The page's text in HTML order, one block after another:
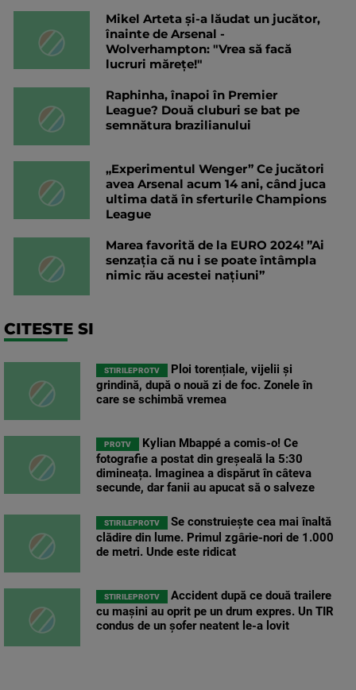
Mikel Arteta și-a lăudat un jucător,
înainte de Arsenal -
Wolverhampton: "Vrea să facă
lucruri mărețe!"
Raphinha, înapoi în Premier
League? Două cluburi se bat pe
semnătura brazilianului
„Experimentul Wenger” Ce jucători
avea Arsenal acum 14 ani, când juca
ultima dată în sferturile Champions
League
Marea favorită de la EURO 2024! ”Ai
senzaţia că nu i se poate întâmpla
nimic rău acestei naţiuni”
CITESTE SI
STIRILEPROTV
Ploi torențiale, vijelii și
grindină, după o nouă zi de foc. Zonele în
care se schimbă vremea
PROTV
Kylian Mbappé a comis-o! Ce
fotografie a postat din greșeală la 5:30
dimineața. Imaginea a dispărut în câteva
secunde, dar fanii au apucat să o salveze
STIRILEPROTV
Se construiește cea mai înaltă
clădire din lume. Primul zgârie-nori de 1.000
de metri. Unde este ridicat
STIRILEPROTV
Accident după ce două trailere
cu mașini au oprit pe un drum expres. Un TIR
condus de un șofer neatent le-a lovit